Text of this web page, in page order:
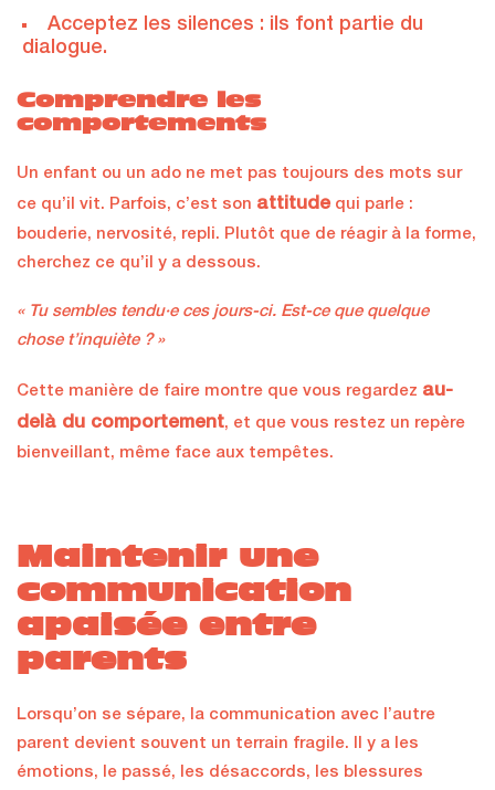
Acceptez les silences : ils font partie du
dialogue.
Comprendre les
comportements
Un enfant ou un ado ne met pas toujours des mots sur
ce qu’il vit. Parfois, c’est son attitude qui parle :
bouderie, nervosité, repli. Plutôt que de réagir à la forme,
cherchez ce qu’il y a dessous.
« Tu sembles tendu·e ces jours-ci. Est-ce que quelque
chose t’inquiète ? »
Cette manière de faire montre que vous regardez au-
delà du comportement, et que vous restez un repère
bienveillant, même face aux tempêtes.
Maintenir une
communication
apaisée entre
parents
Lorsqu’on se sépare, la communication avec l’autre
parent devient souvent un terrain fragile. Il y a les
émotions, le passé, les désaccords, les blessures